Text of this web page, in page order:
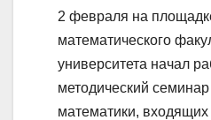
2 февраля на
математического
университета начал
методический
математики, входящих